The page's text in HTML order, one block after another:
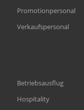
Promotionpersonal
Verkaufspersonal
Betriebsausflug
Hospitality